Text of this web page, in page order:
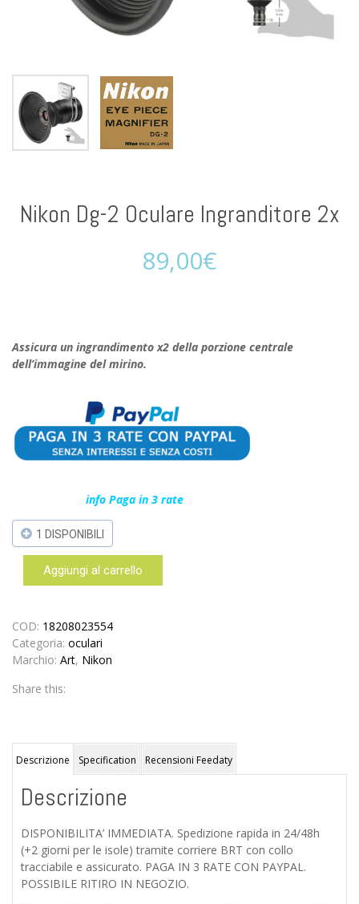
Nikon Dg-2 Oculare Ingranditore 2x
89,00€
Assicura un ingrandimento x2 della porzione centrale
dell’immagine del mirino.
info Paga in 3 rate
1 DISPONIBILI
Nikon
Oculare
Ingranditore
2x
Aggiungi al carrello
COD: 18208023554
Categoria: oculari
Marchio: Art, Nikon
Share this:
Descrizione Specification Recensioni Feedaty
Descrizione
DISPONIBILITA’ IMMEDIATA. Spedizione rapida in 24/48h
(+2 giorni per le isole) tramite corriere BRT con collo
tracciabile e assicurato. PAGA IN 3 RATE CON PAYPAL.
POSSIBILE RITIRO IN NEGOZIO.